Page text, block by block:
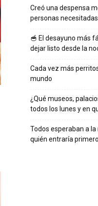
Creó una despensa
personas necesitadas
🥣 El desayuno más
dejar listo desde la
Cada vez más
mundo
¿Qué museos,
todos los lunes y en
Todos esperaban a
quién entraría